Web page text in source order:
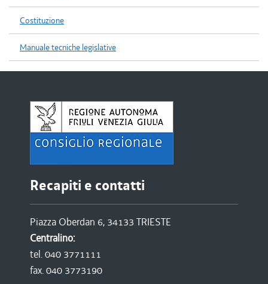
Costituzione
Manuale tecniche legislative
Recapiti e contatti
Piazza Oberdan 6, 34133 TRIESTE
Centralino:
tel. 040 3771111
fax. 040 3773190